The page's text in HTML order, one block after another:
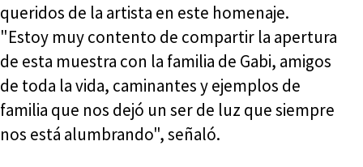
queridos de la artista en este homenaje.
"Estoy muy contento de compartir la apertura
de esta muestra con la familia de Gabi, amigos
de toda la vida, caminantes y ejemplos de
familia que nos dejó un ser de luz que siempre
nos está alumbrando", señaló.